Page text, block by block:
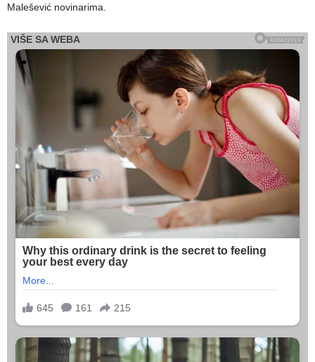
Malešević novinarima.